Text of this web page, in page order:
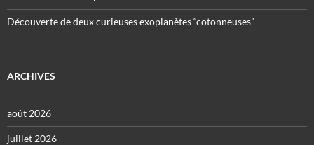
Découverte de deux curieuses exoplanètes “cotonneuses”
ARCHIVES
août 2026
juillet 2026